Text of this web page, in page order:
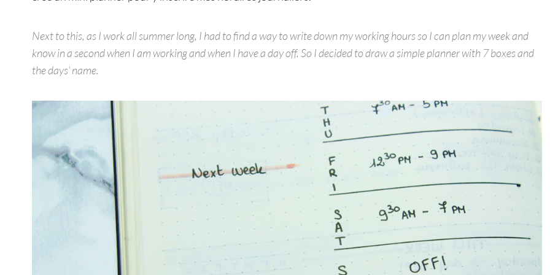
Next to this, as I work all summer long, I had to find a way to write down my working hours so I can plan my week and
know in a second when I am working and when I have a day off. So I decided to draw a simple planner with 7 boxes and
the days’ name.